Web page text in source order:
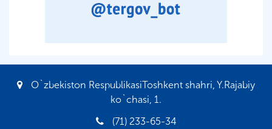
O`zbekiston RespublikasiToshkent shahri, Y.Rajabiy
ko`chasi, 1.
(71) 233-65-34